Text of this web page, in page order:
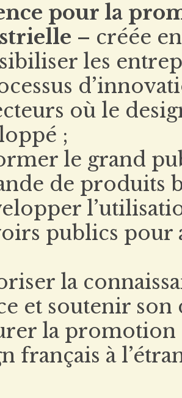
pour la
– créée
les
où le
;
le grand
de produits
publics pour
la
et soutenir
la
français à